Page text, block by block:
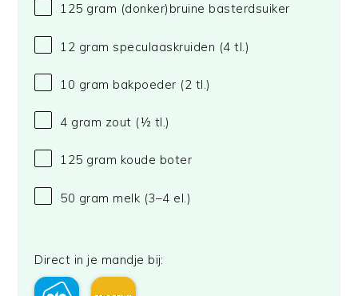
125 gram (donker)bruine basterdsuiker
12 gram speculaaskruiden (4 tl.)
10 gram bakpoeder (2 tl.)
4 gram zout (½ tl.)
125 gram koude boter
50 gram melk (3–4 el.)
Direct in je mandje bij: